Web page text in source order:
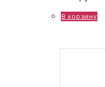
В корзину